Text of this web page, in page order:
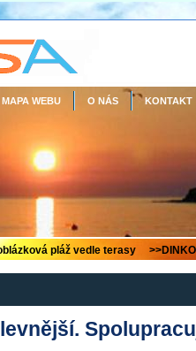
MAPA WEBU O NÁS KONTAKT